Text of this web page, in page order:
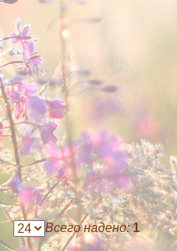
Всего надено:1